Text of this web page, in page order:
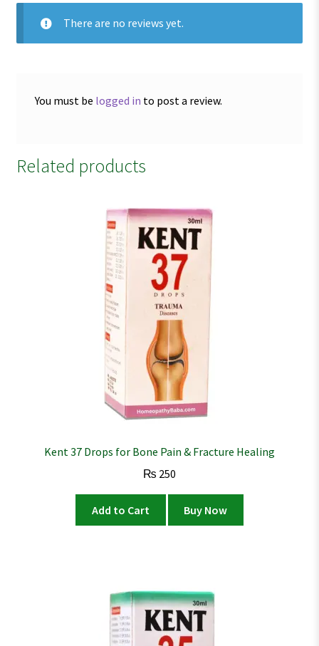
There are no reviews yet.
You must be logged in to post a review.
Related products
Kent 37 Drops for Bone Pain & Fracture Healing
₨ 250
Add to Cart Buy Now